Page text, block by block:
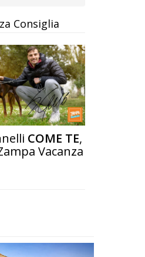
Consiglia
COME TE,
Vacanza